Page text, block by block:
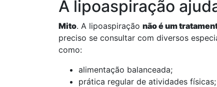
A lipoaspiração
Mito. A lipoaspiração não é um
preciso se consultar com diversos
como:
alimentação balanceada;
prática regular de atividades físicas;